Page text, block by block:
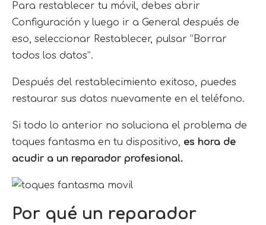
Para restablecer tu móvil, debes abrir
Configuración y luego ir a General después de
eso, seleccionar Restablecer, pulsar “Borrar
todos los datos”.
Después del restablecimiento exitoso, puedes
restaurar sus datos nuevamente en el teléfono.
Si todo lo anterior no soluciona el problema de
toques fantasma en tu dispositivo, es hora de
acudir a un reparador profesional.
Por qué un reparador